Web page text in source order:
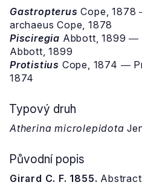
Gastropterus Cope, 1878
archaeus Cope, 1878
Pisciregia Abbott, 1899 ―
Abbott, 1899
Protistius Cope, 1874 ―
1874
Typový druh
Atherina microlepidota
Původní popis
Girard C. F. 1855.